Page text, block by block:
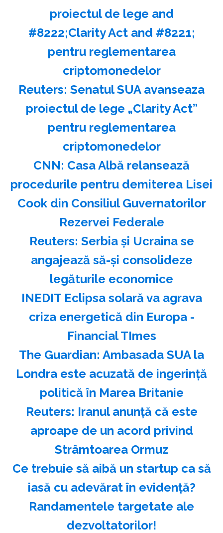
proiectul de lege and
#8222;Clarity Act and #8221;
pentru reglementarea
criptomonedelor
Reuters: Senatul SUA avanseaza
proiectul de lege „Clarity Act”
pentru reglementarea
criptomonedelor
CNN: Casa Albă relansează
procedurile pentru demiterea Lisei
Cook din Consiliul Guvernatorilor
Rezervei Federale
Reuters: Serbia şi Ucraina se
angajează să-şi consolideze
legăturile economice
INEDIT Eclipsa solară va agrava
criza energetică din Europa -
Financial TImes
The Guardian: Ambasada SUA la
Londra este acuzată de ingerinţă
politică în Marea Britanie
Reuters: Iranul anunţă că este
aproape de un acord privind
Strâmtoarea Ormuz
Ce trebuie să aibă un startup ca să
iasă cu adevărat în evidență?
Randamentele targetate ale
dezvoltatorilor!